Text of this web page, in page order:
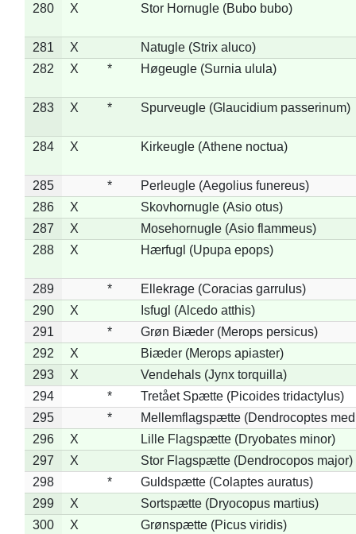
280
X Stor Hornugle (Bubo bubo)
281 X
Natugle (Strix aluco)
282
X * Høgeugle (Surnia ulula)
283 X * Spurveugle (Glaucidium passerinum)
284 X Kirkeugle (Athene noctua)
285 *
Perleugle (Aegolius funereus)
286
X
Skovhornugle (Asio otus)
287
X
Mosehornugle (Asio flammeus)
288
X Hærfugl (Upupa epops)
289 *
Ellekrage (Coracias garrulus)
290
X
Isfugl (Alcedo atthis)
291
*
Grøn Biæder (Merops persicus)
292
X
Biæder (Merops apiaster)
293
X
Vendehals (Jynx torquilla)
294
*
Tretået Spætte (Picoides tridactylus)
295
*
Mellemflagspætte (Dendrocoptes
296
X
Lille Flagspætte (Dryobates minor)
297
X
Stor Flagspætte (Dendrocopos major)
298
*
Guldspætte (Colaptes auratus)
299
X
Sortspætte (Dryocopus martius)
300
X
Grønspætte (Picus viridis)